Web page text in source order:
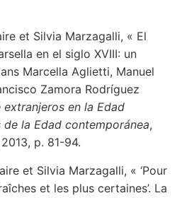
et Silvia Marzagalli, « El
en el siglo XVIII: un
Marcella Aglietti, Manuel
Zamora Rodríguez
extranjeros en la Edad
la Edad contemporánea,
p. 81-94.
et Silvia Marzagalli, « ‘Pour
et les plus certaines’. La